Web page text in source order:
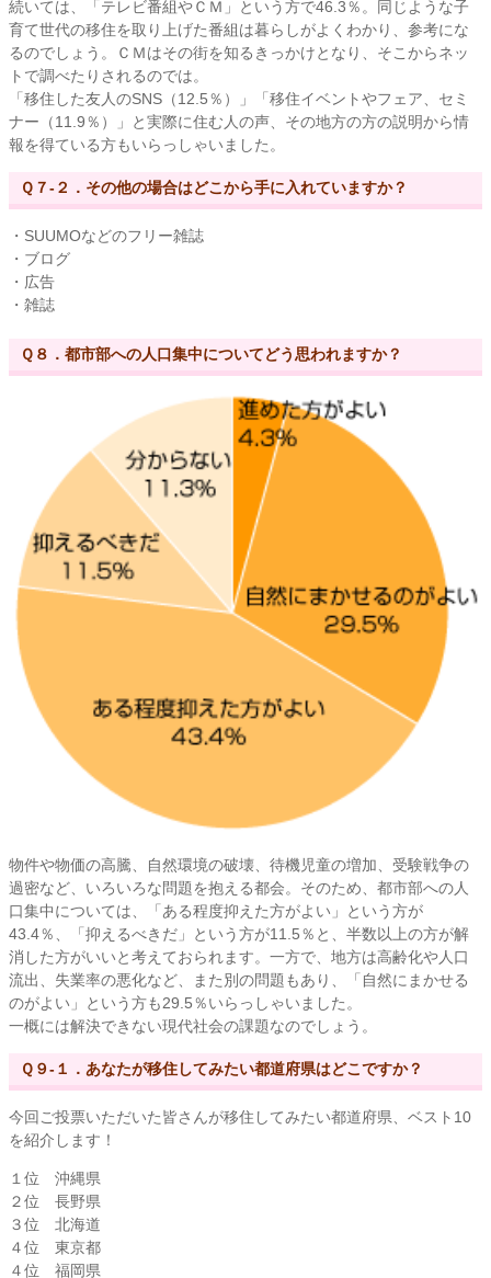
続いては、「テレビ番組やＣＭ」という方で46.3％。同じような子
育て世代の移住を取り上げた番組は暮らしがよくわかり、参考にな
るのでしょう。ＣＭはその街を知るきっかけとなり、そこからネッ
トで調べたりされるのでは。
「移住した友人のSNS（12.5％）」「移住イベントやフェア、セミ
ナー（11.9％）」と実際に住む人の声、その地方の方の説明から情
報を得ている方もいらっしゃいました。
Ｑ７-２．その他の場合はどこから手に入れていますか？
・SUUMOなどのフリー雑誌
・ブログ
・広告
・雑誌
Ｑ８．都市部への人口集中についてどう思われますか？
物件や物価の高騰、自然環境の破壊、待機児童の増加、受験戦争の
過密など、いろいろな問題を抱える都会。そのため、都市部への人
口集中については、「ある程度抑えた方がよい」という方が
43.4％、「抑えるべきだ」という方が11.5％と、半数以上の方が解
消した方がいいと考えておられます。一方で、地方は高齢化や人口
流出、失業率の悪化など、また別の問題もあり、「自然にまかせる
のがよい」という方も29.5％いらっしゃいました。
一概には解決できない現代社会の課題なのでしょう。
Ｑ９-１．あなたが移住してみたい都道府県はどこですか？
今回ご投票いただいた皆さんが移住してみたい都道府県、ベスト10
を紹介します！
１位 沖縄県
２位 長野県
３位 北海道
４位 東京都
４位 福岡県